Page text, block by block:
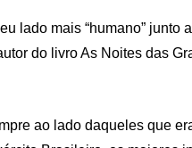
lado mais “humano”
do livro As Noites das
ao lado daqueles que